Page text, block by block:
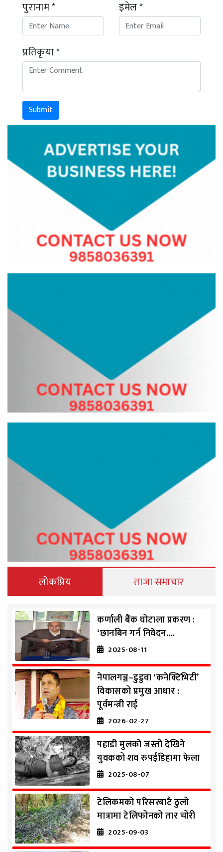
पुरानाम * इमेल *
प्रतिकृया *
Submit
लोकप्रिय ताजा समाचार
कर्णाली बैंक घोटाला प्रकरण :
‘छानबिन गर्न निवेदन....
2025-08-11
नेपालगञ्ज–डुडुवा ‘कनेक्टिभिटी’
विकासको प्रमुख आधार :
पूर्वमन्त्री राई
2026-02-27
पहाडी मुलको जस्तो देखिने
युवकको शव रुपईडिहामा फेला
2025-08-07
टेलिकमको परिसरबाटै ठुलो
मात्रामा टेलिफोनको तार चोरी
2025-09-03